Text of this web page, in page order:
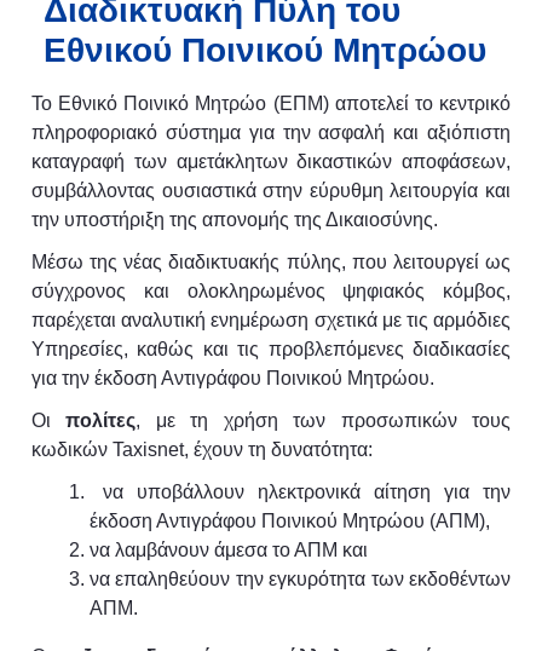
Διαδικτυακή Πύλη του
Εθνικού Ποινικού Μητρώου
Το Εθνικό Ποινικό Μητρώο (EΠΜ) αποτελεί το κεντρικό
πληροφοριακό σύστημα για την ασφαλή και αξιόπιστη
καταγραφή των αμετάκλητων δικαστικών αποφάσεων,
συμβάλλοντας ουσιαστικά στην εύρυθμη λειτουργία και
την υποστήριξη της απονομής της Δικαιοσύνης.
Μέσω της νέας διαδικτυακής πύλης, που λειτουργεί ως
σύγχρονος και ολοκληρωμένος ψηφιακός κόμβος,
παρέχεται αναλυτική ενημέρωση σχετικά με τις αρμόδιες
Υπηρεσίες, καθώς και τις προβλεπόμενες διαδικασίες
για την έκδοση Αντιγράφου Ποινικού Μητρώου.
Οιπολίτες, με τη χρήση των προσωπικών τους
κωδικών Taxisnet, έχουν τη δυνατότητα:
να υποβάλλουν ηλεκτρονικά αίτηση για την
έκδοση Αντιγράφου Ποινικού Μητρώου (ΑΠΜ),
να λαμβάνουν άμεσα το ΑΠΜ και
να επαληθεύουν την εγκυρότητα των εκδοθέντων
ΑΠΜ.